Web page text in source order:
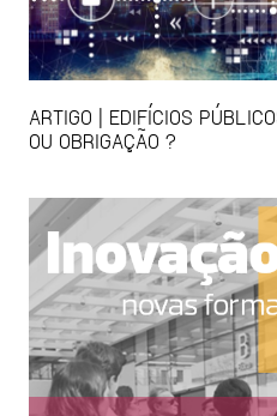
ARTIGO | EDIFÍCIOS
OU OBRIGAÇÃO ?